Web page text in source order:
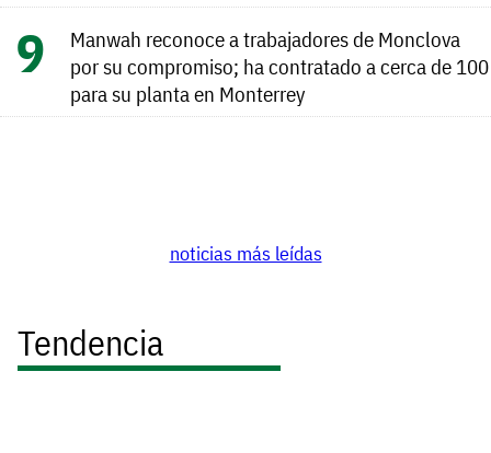
Manwah reconoce a trabajadores de Monclova
por su compromiso; ha contratado a cerca de 100
para su planta en Monterrey
noticias más leídas
Tendencia